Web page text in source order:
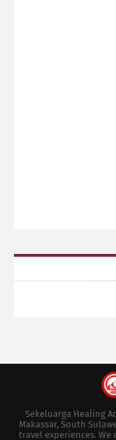
Sekeluarga Healing
Makassar, South
travel experiences.